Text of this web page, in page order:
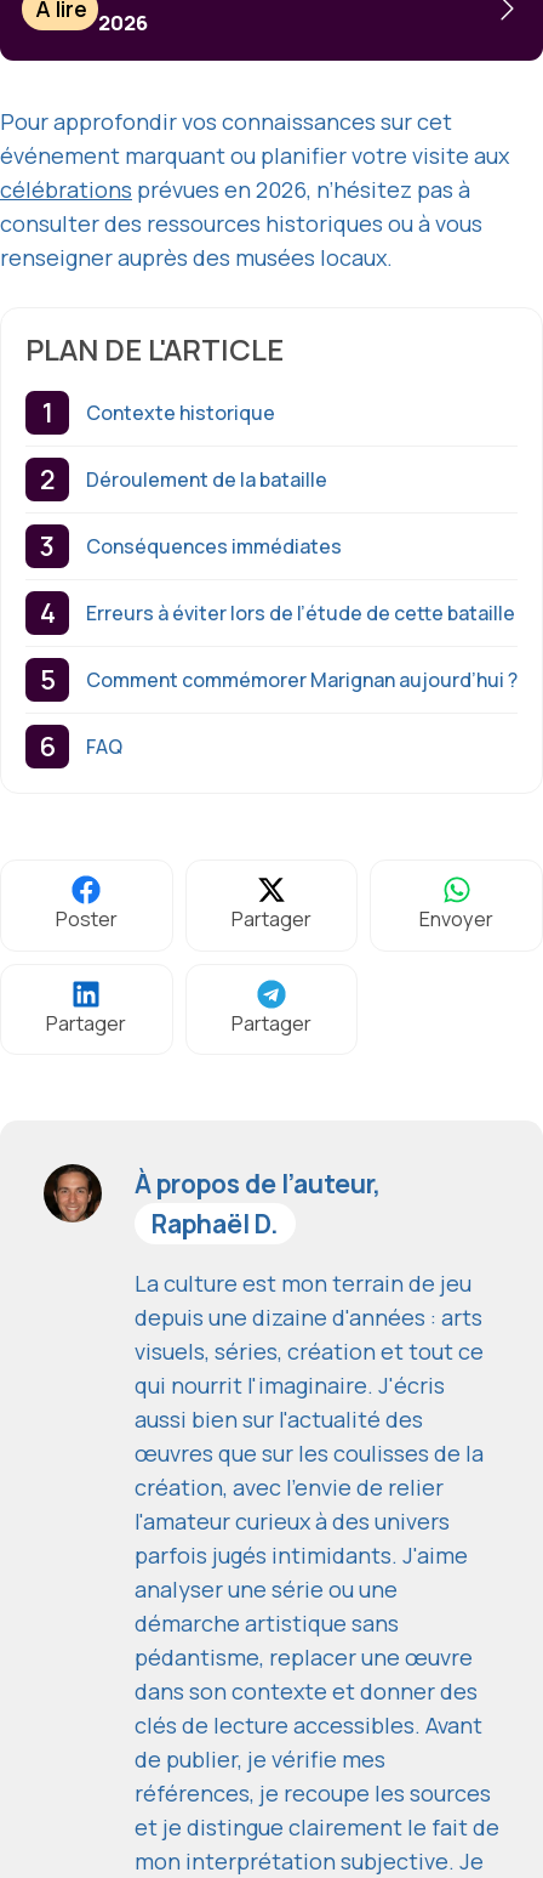
À lire 2026
Pour approfondir vos connaissances sur cet
événement marquant ou planifier votre visite aux
célébrations prévues en 2026, n’hésitez pas à
consulter des ressources historiques ou à vous
renseigner auprès des musées locaux.
PLAN DE L'ARTICLE
Contexte historique
Déroulement de la bataille
Conséquences immédiates
Erreurs à éviter lors de l’étude de cette bataille
Comment commémorer Marignan aujourd’hui ?
FAQ
Poster Partager Envoyer
Partager Partager
À propos de l’auteur,
Raphaël D.
La culture est mon terrain de jeu
depuis une dizaine d'années : arts
visuels, séries, création et tout ce
qui nourrit l'imaginaire. J'écris
aussi bien sur l'actualité des
œuvres que sur les coulisses de la
création, avec l'envie de relier
l'amateur curieux à des univers
parfois jugés intimidants. J'aime
analyser une série ou une
démarche artistique sans
pédantisme, replacer une œuvre
dans son contexte et donner des
clés de lecture accessibles. Avant
de publier, je vérifie mes
références, je recoupe les sources
et je distingue clairement le fait de
mon interprétation subjective. Je